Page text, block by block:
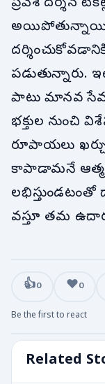
దర్శించుకోవడానికి
పడుతున్నారు.
పాటు మానవ
భక్తుల నుంచి
రూపాయలు
కాపాడామనే
లభిస్తుండటంతో
వస్తూ తమ
Related
👍0 ❤️0
Be the first to react